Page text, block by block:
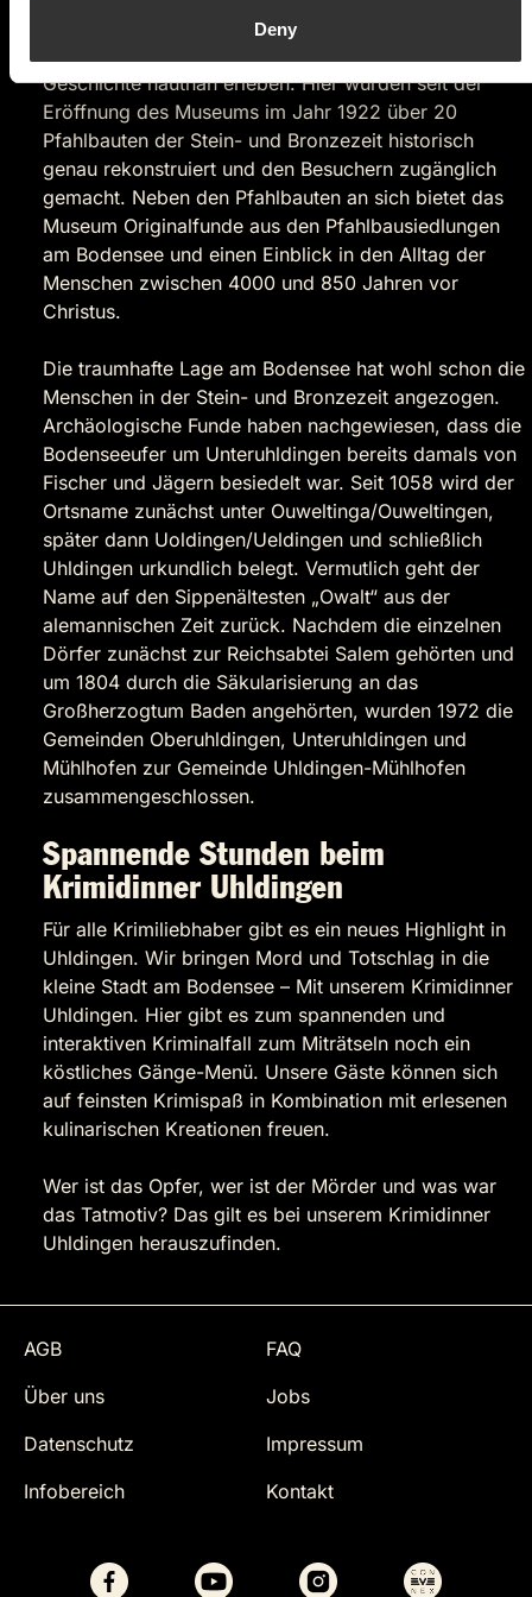
Deny
Geschichte hautnah erleben. Hier wurden seit der
Eröffnung des Museums im Jahr 1922 über 20
Pfahlbauten der Stein- und Bronzezeit historisch
genau rekonstruiert und den Besuchern zugänglich
gemacht. Neben den Pfahlbauten an sich bietet das
Museum Originalfunde aus den Pfahlbausiedlungen
am Bodensee und einen Einblick in den Alltag der
Menschen zwischen 4000 und 850 Jahren vor
Christus.
Die traumhafte Lage am Bodensee hat wohl schon die
Menschen in der Stein- und Bronzezeit angezogen.
Archäologische Funde haben nachgewiesen, dass die
Bodenseeufer um Unteruhldingen bereits damals von
Fischer und Jägern besiedelt war. Seit 1058 wird der
Ortsname zunächst unter Ouweltinga/Ouweltingen,
später dann Uoldingen/Ueldingen und schließlich
Uhldingen urkundlich belegt. Vermutlich geht der
Name auf den Sippenältesten „Owalt“ aus der
alemannischen Zeit zurück. Nachdem die einzelnen
Dörfer zunächst zur Reichsabtei Salem gehörten und
um 1804 durch die Säkularisierung an das
Großherzogtum Baden angehörten, wurden 1972 die
Gemeinden Oberuhldingen, Unteruhldingen und
Mühlhofen zur Gemeinde Uhldingen-Mühlhofen
zusammengeschlossen.
Spannende Stunden beim
Krimidinner Uhldingen
Für alle Krimiliebhaber gibt es ein neues Highlight in
Uhldingen. Wir bringen Mord und Totschlag in die
kleine Stadt am Bodensee – Mit unserem Krimidinner
Uhldingen. Hier gibt es zum spannenden und
interaktiven Kriminalfall zum Miträtseln noch ein
köstliches Gänge-Menü. Unsere Gäste können sich
auf feinsten Krimispaß in Kombination mit erlesenen
kulinarischen Kreationen freuen.
Wer ist das Opfer, wer ist der Mörder und was war
das Tatmotiv? Das gilt es bei unserem Krimidinner
Uhldingen herauszufinden.
AGB
FAQ
Über uns
Jobs
Datenschutz
Impressum
Infobereich
Kontakt